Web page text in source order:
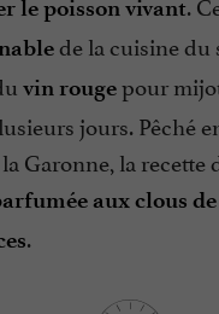
le poisson vivant
de la cuisine du
vin rougepour
jours. Pêché
Garonne, la recette
aux clous
.